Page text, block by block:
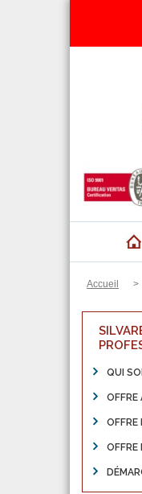
Accueil >
QUI
OFFRE
OFFRE
OFFRE